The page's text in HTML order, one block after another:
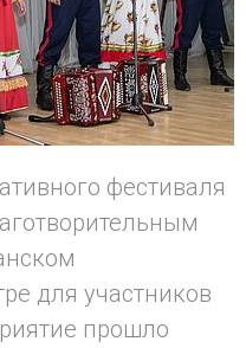
фестиваля
для участников
прошло